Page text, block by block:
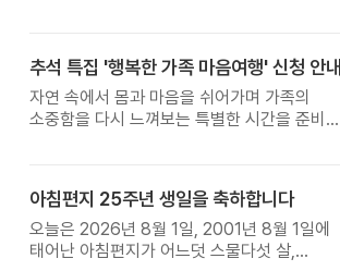
추석 특집 '행복한 가족 마음여행' 신청 안내
자연 속에서 몸과 마음을 쉬어가며 가족의
소중함을 다시 느껴보는 특별한 시간을 준비해
아침편지 25주년 생일을 축하합니다
오늘은 2026년 8월 1일, 2001년 8월 1일에
태어난 아침편지가 어느덧 스물다섯 살,